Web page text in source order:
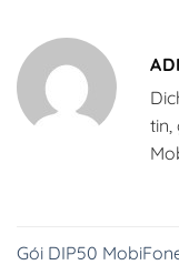
tin,
Gói DIP50